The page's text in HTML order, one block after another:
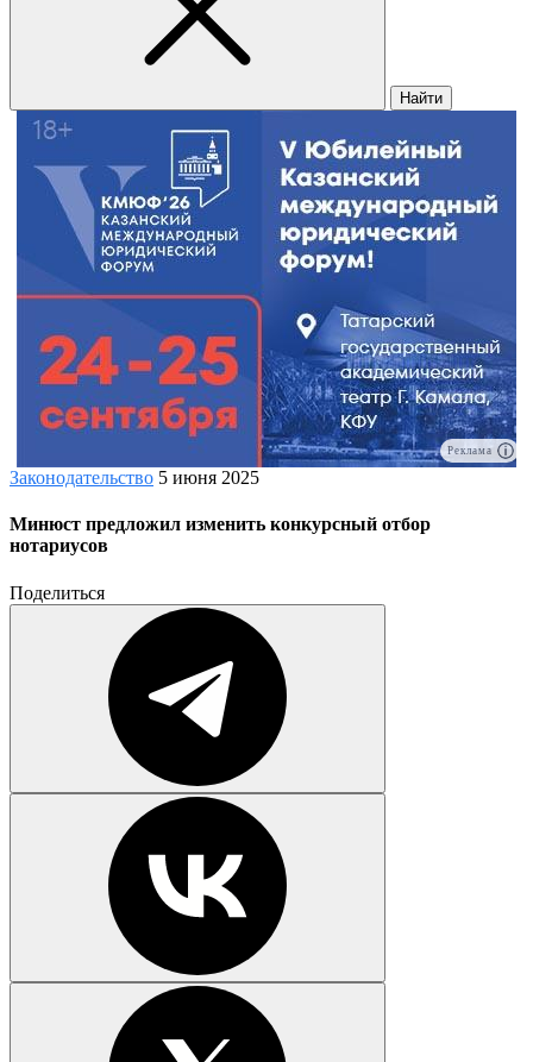
Найти
Реклама
Законодательство 5 июня 2025
Минюст предложил изменить конкурсный отбор
нотариусов
Поделиться